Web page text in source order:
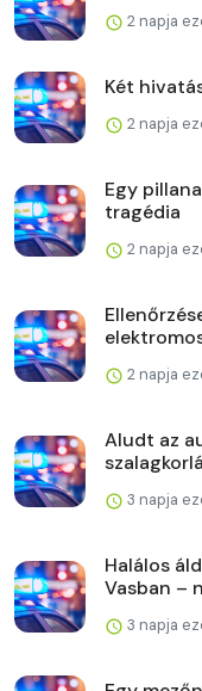
2 napja
Két
2 napja
Egy
tragédia
2 napja
2 napja
Aludt az
3 napja
Halálos
Vasban –
3 napja